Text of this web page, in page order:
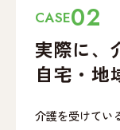
CASE02
実際に、
自宅・地
介護を受けてい